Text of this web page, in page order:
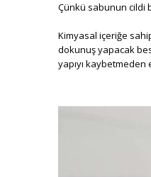
Çünkü sabunun cildi
Kimyasal içeriğe
dokunuş yapacak
yapıyı